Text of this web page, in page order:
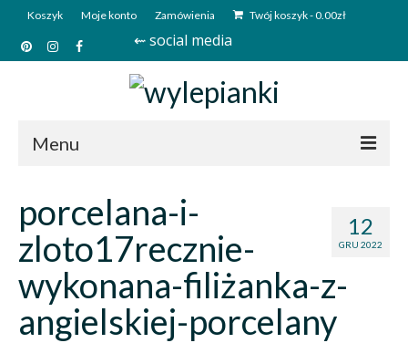
Koszyk Moje konto Zamówienia Twój koszyk-0.00zł
⇜ social media
Menu
Sklep
Kim jesteśmy?
Kontakt
12
GRU 2022
porcelana-i-
zloto17recznie-
wykonana-filiżanka-z-
angielskiej-porcelany